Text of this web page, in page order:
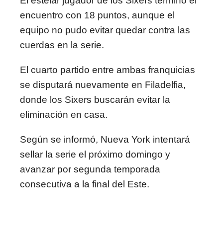
encuentro con 18 puntos, aunque el
equipo no pudo evitar quedar contra las
cuerdas en la serie.
El cuarto partido entre ambas franquicias
se disputará nuevamente en Filadelfia,
donde los Sixers buscarán evitar la
eliminación en casa.
Según se informó, Nueva York intentará
sellar la serie el próximo domingo y
avanzar por segunda temporada
consecutiva a la final del Este.